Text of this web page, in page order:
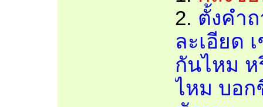
2. ตั้งคำ
ละเอียด
กันไหม
ไหม บอ